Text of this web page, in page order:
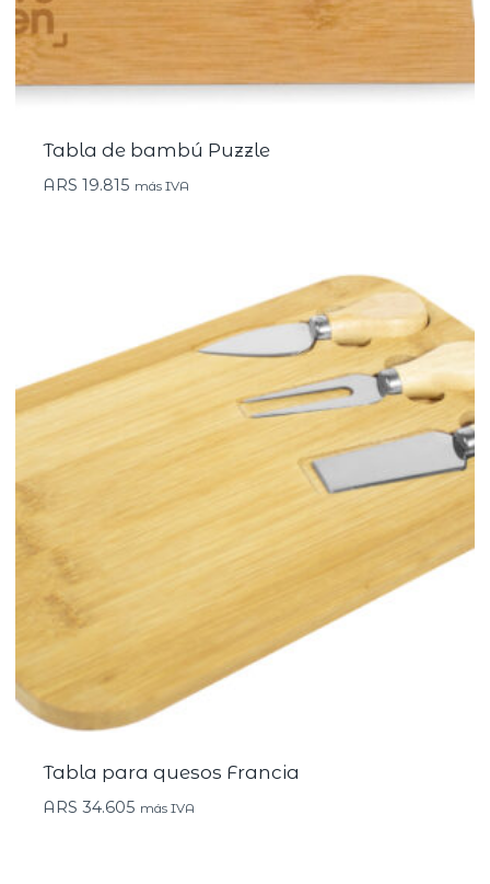
Tabla de bambú Puzzle
ARS 19.815 más IVA
Tabla para quesos Francia
ARS 34.605 más IVA